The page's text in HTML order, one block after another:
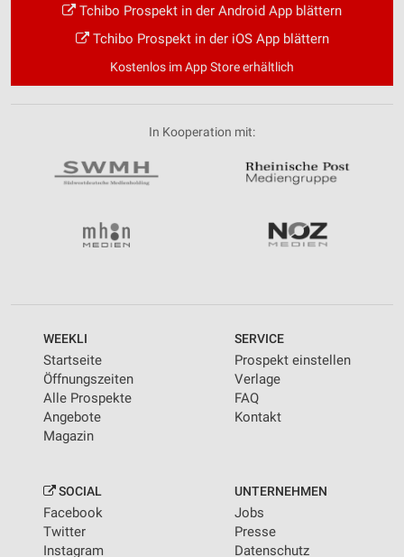
Tchibo Prospekt in der Android App blättern
Tchibo Prospekt in der iOS App blättern
Kostenlos im App Store erhältlich
In Kooperation mit:
WEEKLI
Startseite
Öffnungszeiten
Alle Prospekte
Angebote
Magazin
SERVICE
Prospekt einstellen
Verlage
FAQ
Kontakt
SOCIAL
Facebook
Twitter
Instagram
UNTERNEHMEN
Jobs
Presse
Datenschutz